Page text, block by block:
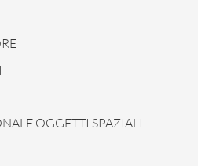
OGGETTI SPAZIALI